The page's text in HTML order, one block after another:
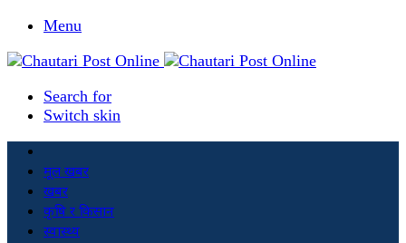
Menu
Search for
Switch skin
मूल खबर
खबर
कृषि र किसान
स्वास्थ्य